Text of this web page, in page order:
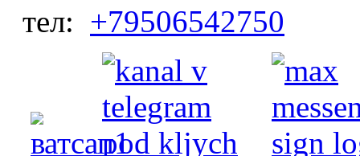
тел: +79506542750